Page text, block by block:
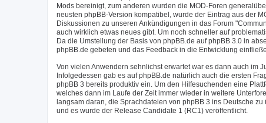
Mods bereinigt, zum anderen wurden die MOD-Foren
neusten phpBB-Version kompatibel, wurde der Eintrag aus der
Diskussionen zu unseren Ankündigungen in das Forum
auch wirklich etwas neues gibt. Um noch schneller auf
Da die Umstellung der Basis von phpBB.de auf phpBB 3.0 in
phpBB.de gebeten und das Feedback in die Entwicklung
Von vielen Anwendern sehnlichst erwartet war es dann auch im
Infolgedessen gab es auf phpBB.de natürlich auch die ersten
phpBB 3 bereits produktiv ein. Um den Hilfesuchenden eine
welches dann im Laufe der Zeit immer wieder in weitere
langsam daran, die Sprachdateien von phpBB 3 ins Deutsche
und es wurde der Release Candidate 1 (RC1) veröffentlicht.